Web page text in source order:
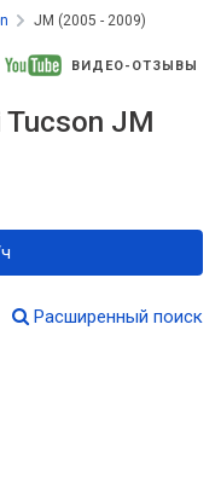
JM (2005 - 2009)
ВИДЕО-ОТЗЫВЫ
Tucson JM
з/ч
Расширенный поиск